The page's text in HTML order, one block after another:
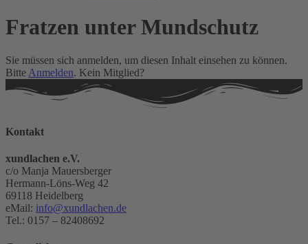
Fratzen unter Mundschutz
Sie müssen sich anmelden, um diesen Inhalt einsehen zu können.
Bitte Anmelden. Kein Mitglied?
Kontakt
xundlachen e.V.
c/o Manja Mauersberger
Hermann-Löns-Weg 42
69118 Heidelberg
eMail: info@xundlachen.de
Tel.: 0157 – 82408692